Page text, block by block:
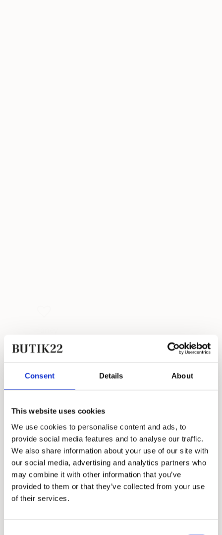
Consent Details About
This website uses cookies
We use cookies to personalise content and ads, to
provide social media features and to analyse our traffic.
We also share information about your use of our site with
our social media, advertising and analytics partners who
may combine it with other information that you’ve
provided to them or that they’ve collected from your use
of their services.
HONEY Body Oil